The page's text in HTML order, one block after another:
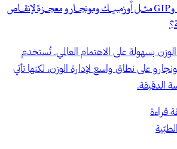
هل تُعد أدوية GLP-1 وGIP مثل أوزمبيك ومونجارو معجزة لإنقاص
بسهولة على الاهتمام العالمي. تُستخدم
على نطاق واسع لإدارة الوزن، لكنها تأتي
الدقيقة.
قراءة